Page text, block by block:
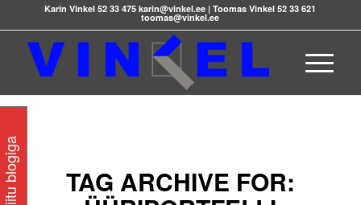
Karin Vinkel 52 33 475 karin@vinkel.ee | Toomas Vinkel 52 33 621
toomas@vinkel.ee
TAG ARCHIVE FOR:
Liitu blogiga